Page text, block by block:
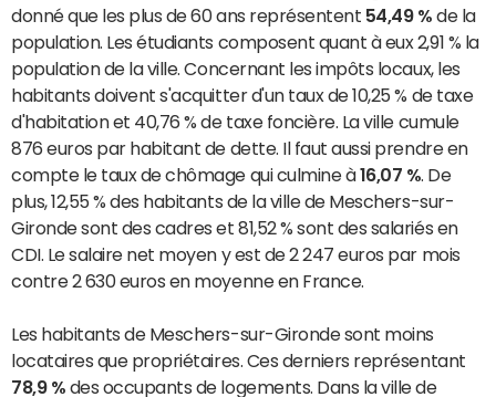
donné que les plus de 60 ans représentent 54,49 % de la
population. Les étudiants composent quant à eux 2,91 % la
population de la ville. Concernant les impôts locaux, les
habitants doivent s'acquitter d'un taux de 10,25 % de taxe
d'habitation et 40,76 % de taxe foncière. La ville cumule
876 euros par habitant de dette. Il faut aussi prendre en
compte le taux de chômage qui culmine à16,07 % . De
plus, 12,55 % des habitants de la ville de Meschers-sur-
Gironde sont des cadres et 81,52 % sont des salariés en
CDI. Le salaire net moyen y est de 2 247 euros par mois
contre 2 630 euros en moyenne en France.
Les habitants de Meschers-sur-Gironde sont moins
locataires que propriétaires. Ces derniers représentant
78,9 % des occupants de logements. Dans la ville de